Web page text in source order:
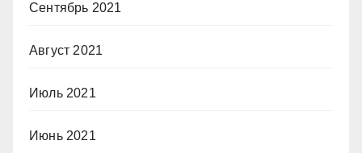
Сентябрь 2021
Август 2021
Июль 2021
Июнь 2021